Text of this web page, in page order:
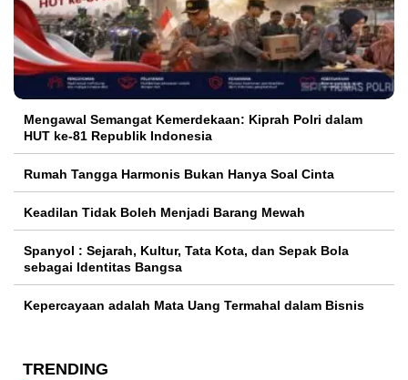
Mengawal Semangat Kemerdekaan: Kiprah Polri dalam
HUT ke-81 Republik Indonesia
Rumah Tangga Harmonis Bukan Hanya Soal Cinta
Keadilan Tidak Boleh Menjadi Barang Mewah
Spanyol : Sejarah, Kultur, Tata Kota, dan Sepak Bola
sebagai Identitas Bangsa
Kepercayaan adalah Mata Uang Termahal dalam Bisnis
TRENDING